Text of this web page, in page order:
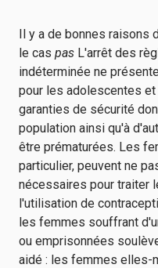
Il y a de bonnes raisons
le cas pas L'arrêt des
indéterminée ne
pour les adolescentes
garanties de sécurité
population ainsi qu'à
être prématurées. Les
particulier, peuvent ne
nécessaires pour traiter
l'utilisation de
les femmes souffrant
ou emprisonnées
aidé : les femmes elles-